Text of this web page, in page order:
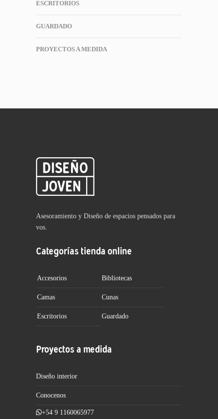
ESCRITORIOS
GUARDADO
PROYECTOS A MEDIDA
Asesoramiento y Diseño de espacios pensados para
vos.
Categorías tienda online
Accesorios Bibliotecas
Camas Cunas
Escritorios Guardado
Proyectos a medida
Diseño interior
Conocenos
+54 9 1160065977